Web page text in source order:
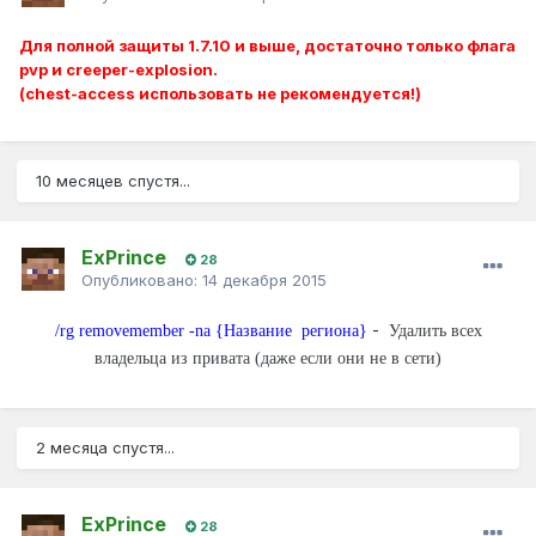
Для полной защиты 1.7.10 и выше, достаточно только флага
pvp и creeper-explosion.
(chest-access использовать не рекомендуется!)
10 месяцев спустя...
ExPrince 28
Опубликовано: 14 декабря 2015
/rg removemember -na {Название региона} - Удалить всех
владельца из привата (даже если они не в сети)
2 месяца спустя...
ExPrince 28